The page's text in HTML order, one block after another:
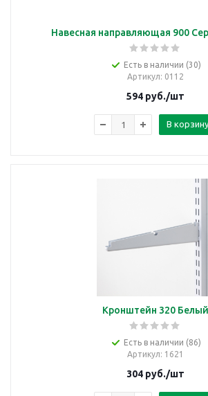
Навесная направляющая 900
Есть в наличии (30)
Артикул: 0112
594руб./шт
В корзину
Кронштейн 320 Белый
Есть в наличии (86)
Артикул: 1621
304руб./шт